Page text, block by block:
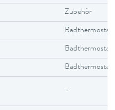
Zubehör
-